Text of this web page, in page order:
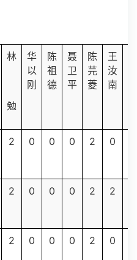
林
勉
华
以
刚
陈
祖
德
聂
卫
平
陈
芫
菱
王
汝
南
2 0 0 0 2 0
2 0 0 0 2 2
2 0 0 0 2 0